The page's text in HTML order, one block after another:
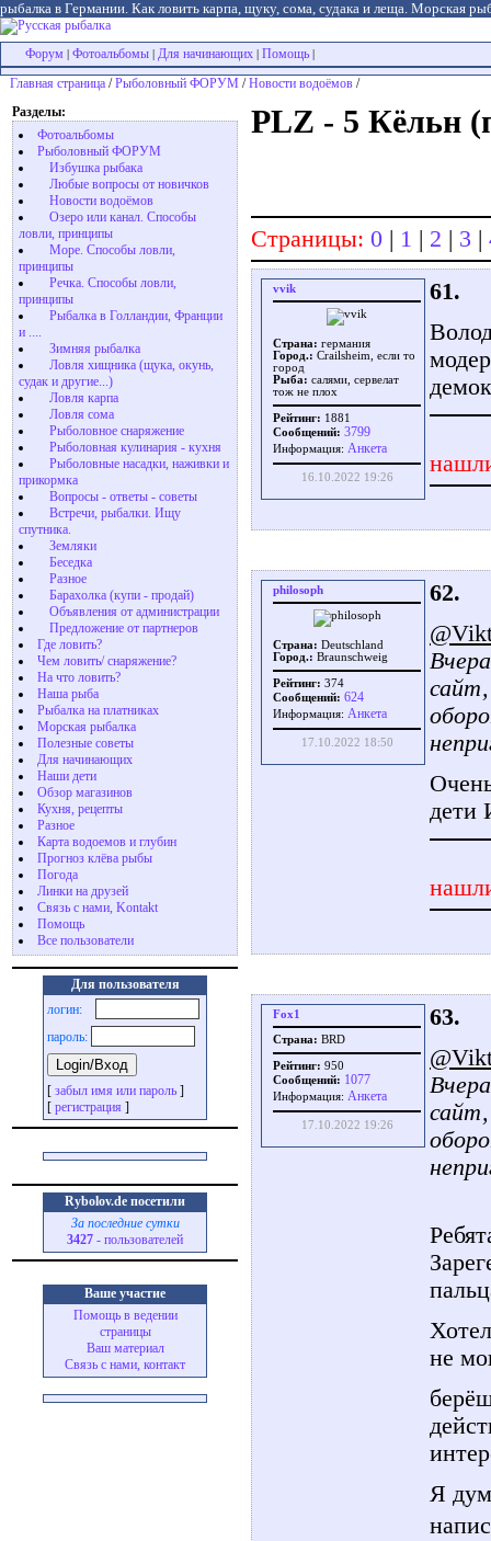
рыбалка в Германии. Как ловить карпа, щуку, сома, судака и леща. Морская
Форум Фотоальбомы Для начинающих Помощь
Главная страница /Рыболовный ФОРУМ /Новости водоёмов /
Разделы:
Фотоальбомы
Рыболовный ФОРУМ
Избушка рыбака
Любые вопросы от новичков
Новости водоёмов
Озеро или канал. Способы
ловли, принципы
Море. Способы ловли,
принципы
Речка. Способы ловли,
принципы
Рыбалка в Голландии, Франции
и ....
Зимняя рыбалка
Ловля хищника (щука, окунь,
судак и другие...)
Ловля карпа
Ловля сома
Рыболовное снаряжение
Рыболовная кулинария - кухня
Рыболовные насадки, наживки и
прикормка
Вопросы - ответы - советы
Встречи, рыбалки. Ищу
спутника.
Земляки
Беседка
Разное
Барахолка (купи - продай)
Объявления от администрации
Предложение от партнеров
Где ловить?
Чем ловить/ снаряжение?
На что ловить?
Наша рыба
Рыбалка на платниках
Морская рыбалка
Полезные советы
Для начинающих
Наши дети
Обзор магазинов
Кухня, рецепты
Разное
Карта водоемов и глубин
Прогноз клёва рыбы
Погода
Линки на друзей
Связь с нами, Kontakt
Помощь
Все пользователи
Для пользователя
логин:
пароль:
[ забыл имя или пароль ]
[ регистрация ]
Rybolov.de посетили
За последние сутки
3427 - пользователей
Ваше участие
Помощь в ведении
страницы
Ваш материал
Связь с нами, контакт
PLZ - 5 Кёльн
Страницы: 0 | 1 | 2 | 3 |
vvik
Страна: германия
Город.: Crailsheim, если то
город
Рыба: салями, сервелат
тож не плох
Рейтинг: 1881
Сообщений: 3799
Информация: Aнкета
16.10.2022 19:26
61.
philosoph
Страна: Deutschland
Город.: Braunschweig
Рейтинг: 374
Сообщений: 624
Информация: Aнкета
17.10.2022 18:50
62.
сайт,
Fox1
Страна: BRD
Рейтинг: 950
Сообщений: 1077
Информация: Aнкета
17.10.2022 19:26
63.
сайт,
не
Я